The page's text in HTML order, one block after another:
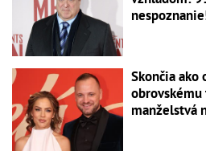
Skončia ako
obrovskému
manželstvá